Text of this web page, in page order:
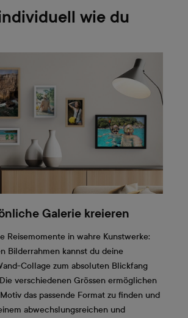
wie du
Galerie kreieren
Reisemomente in wahre Kunstwerke:
Bilderrahmen kannst du deine
Collage zum absoluten Blickfang
verschiedenen Grössen ermöglichen
das passende Format zu finden und
abwechslungsreichen und